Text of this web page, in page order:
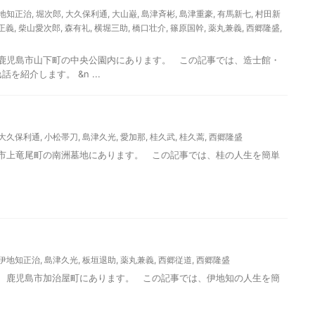
知正治, 堀次郎, 大久保利通, 大山巌, 島津斉彬, 島津重豪, 有馬新七, 村田新
義, 柴山愛次郎, 森有礼, 横堀三助, 橋口壮介, 篠原国幹, 薬丸兼義, 西郷隆盛,
市山下町の中央公園内にあります。 この記事では、造士館・
を紹介します。 &n ...
久保利通, 小松帯刀, 島津久光, 愛加那, 桂久武, 桂久蒿, 西郷隆盛
尾町の南洲墓地にあります。 この記事では、桂の人生を簡単
地知正治 島津久光 板垣退助 薬丸兼義 西郷従道 西郷隆盛
島市加治屋町にあります。 この記事では、伊地知の人生を簡